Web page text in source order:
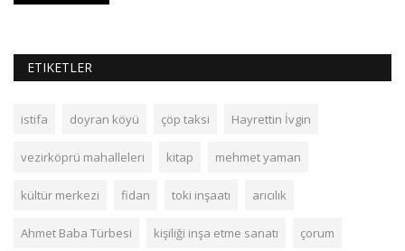
ETIKETLER
istifa doyran köyü çöp taksi Hayrettin İvgin
vezirköprü mahalleleri kitap mehmet yaman
kültür merkezi fidan toki inşaatı arıcılık
Ahmet Baba Türbesi kişiliği inşa etme sanatı çorum